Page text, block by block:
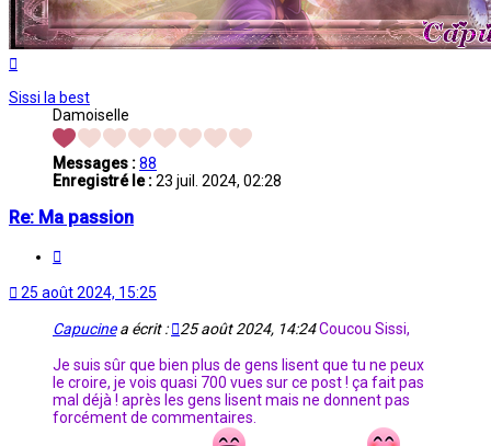
Sissi la best
Damoiselle
Messages :88
Enregistré le :23 juil. 2024, 02:28
Re: Ma passion
25 août 2024, 15:25
Capucinea écrit : 25 août 2024, 14:24Coucou Sissi,
Je suis sûr que bien plus de gens lisent que tu ne peux
le croire, je vois quasi 700 vues sur ce post ! ça fait pas
mal déjà ! après les gens lisent mais ne donnent pas
forcément de commentaires.